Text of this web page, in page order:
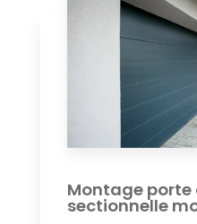
Montage
sectionnelle